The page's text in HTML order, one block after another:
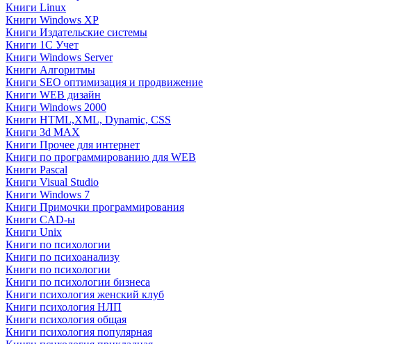
Книги Linux
Книги Windows XP
Книги Издательские системы
Книги 1C Учет
Книги Windows Server
Книги Алгоритмы
Книги SEO оптимизация и продвижение
Книги WEB дизайн
Книги Windows 2000
Книги HTML,XML, Dynamic, CSS
Книги 3d MAX
Книги Прочее для интернет
Книги по программированию для WEB
Книги Pascal
Книги Visual Studio
Книги Windows 7
Книги Примочки программирования
Книги CAD-ы
Книги Unix
Книги по психологии
Книги по психоанализу
Книги по психологии
Книги по психологии бизнеса
Книги психология женский клуб
Книги психология НЛП
Книги психология общая
Книги психология популярная